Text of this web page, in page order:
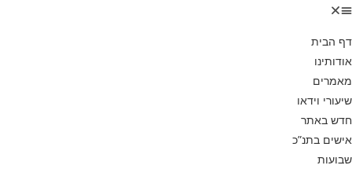
דף הבית
אודותינו
מאמרים
שיעורי וידאו
חדש באתר
אישים בתנ”כ
שבועות